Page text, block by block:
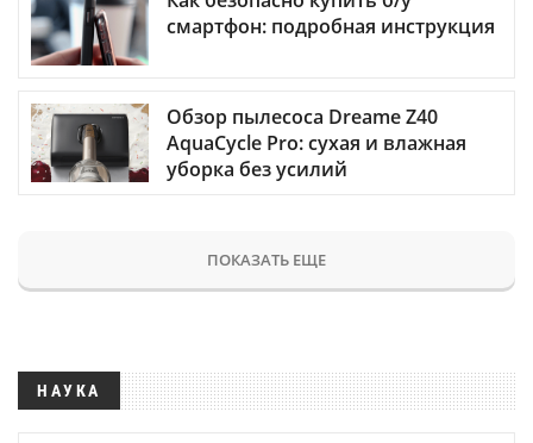
смартфон: подробная инструкция
Обзор пылесоса Dreame Z40
AquaCycle Pro: сухая и влажная
уборка без усилий
ПОКАЗАТЬ ЕЩЕ
НАУКА